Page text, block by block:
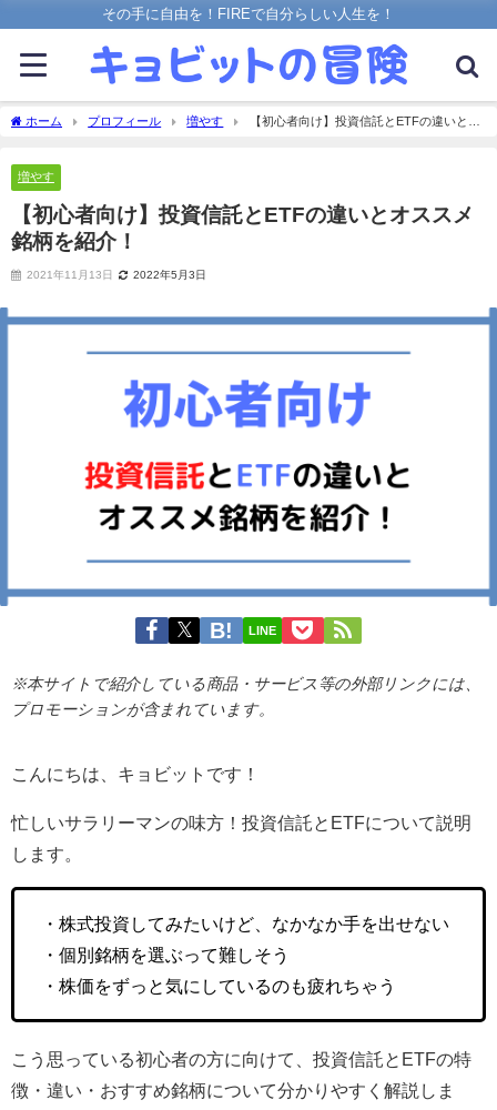
その手に自由を！FIREで自分らしい人生を！
ホーム プロフィール 増やす
【初心者向け】投資信託とETFの違いとオ
増やす
【初心者向け】投資信託とETFの違いとオススメ
銘柄を紹介！
2021年11月13日 2022年5月3日
LINE
※本サイトで紹介している商品・サービス等の外部リンクには、
プロモーションが含まれています。
こんにちは、キョビットです！
忙しいサラリーマンの味方！投資信託とETFについて説明
します。
・株式投資してみたいけど、なかなか手を出せない
・個別銘柄を選ぶって難しそう
・株価をずっと気にしているのも疲れちゃう
こう思っている初心者の方に向けて、投資信託とETFの特
徴・違い・おすすめ銘柄について分かりやすく解説しま